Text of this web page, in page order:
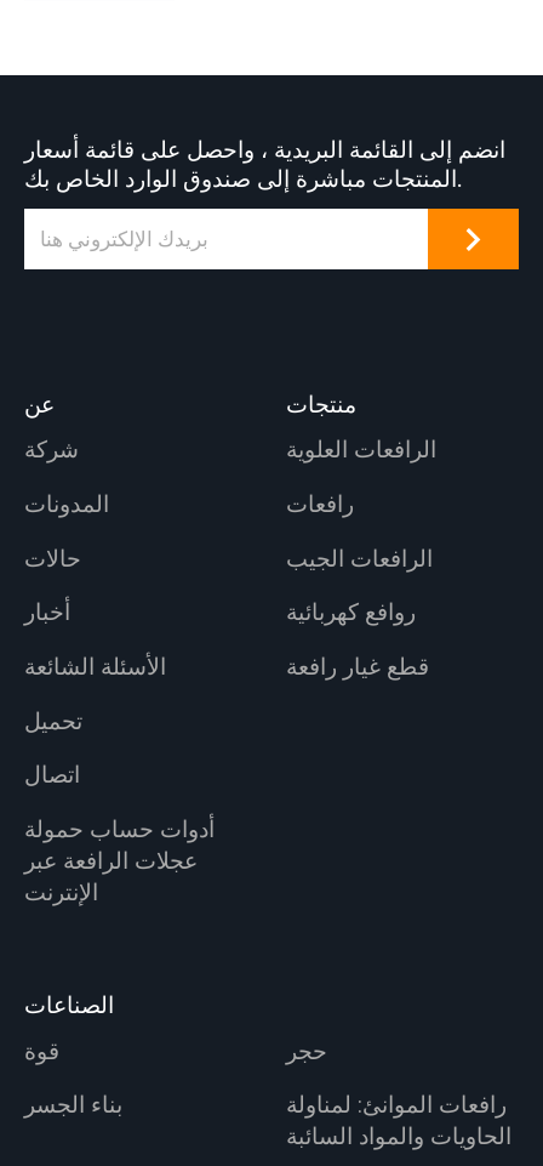
انضم إلى القائمة البريدية ، واحصل على قائمة أسعار
المنتجات مباشرة إلى صندوق الوارد الخاص بك.
عن
شركة
المدونات
حالات
أخبار
الأسئلة الشائعة
تحميل
اتصال
أدوات حساب حمولة
عجلات الرافعة عبر
الإنترنت
منتجات
الرافعات العلوية
رافعات
الرافعات الجيب
روافع كهربائية
قطع غيار رافعة
الصناعات
قوة
حجر
بناء الجسر
رافعات الموانئ: لمناولة
الحاويات والمواد السائبة